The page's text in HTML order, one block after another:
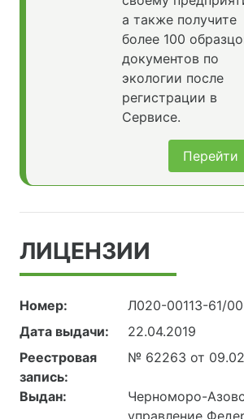
а также получите
более 100
документов по
экологии после
регистрации в
Сервисе.
Перейти
ЛИЦЕНЗИИ
Номер:
Л020-00113-61/
Дата выдачи:
22.04.2019
Реестровая
запись:
№ 62263 от
Выдан:
Черноморо-